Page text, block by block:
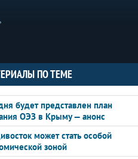
,
ПО ТЕМЕ
будет представлен план
ОЭЗ в Крыму — анонс
может стать особой
зоной